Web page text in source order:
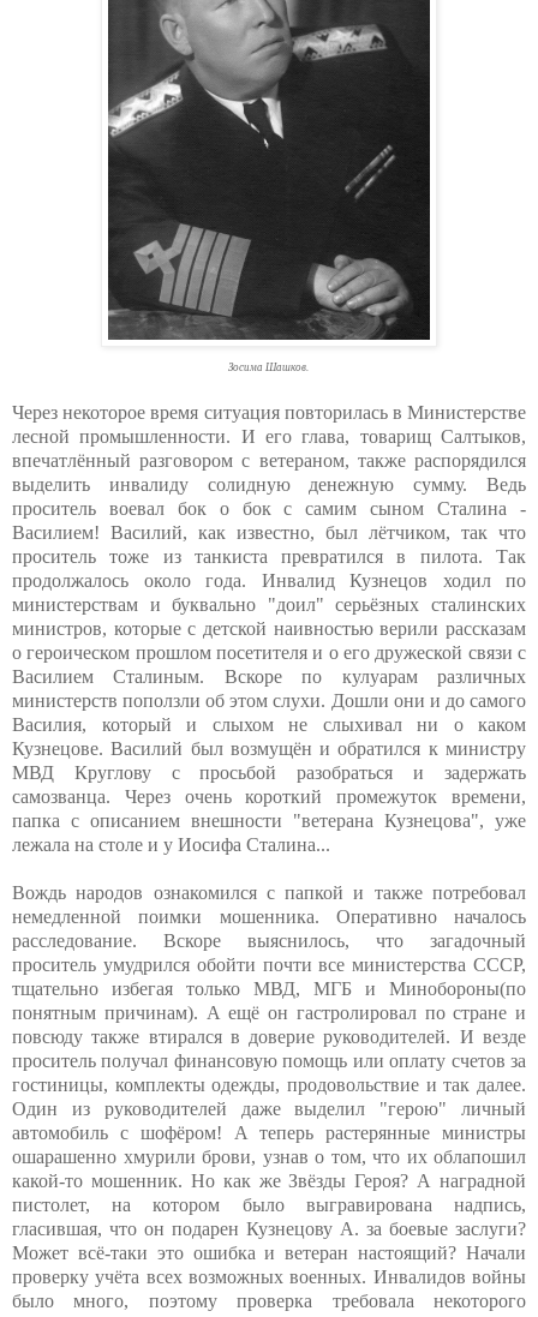
Зосима Шашков.
Через некоторое время ситуация повторилась в Министерстве
лесной промышленности. И его глава, товарищ Салтыков,
впечатлённый разговором с ветераном, также распорядился
выделить инвалиду солидную денежную сумму. Ведь
проситель воевал бок о бок с самим сыном Сталина -
Василием! Василий, как известно, был лётчиком, так что
проситель тоже из танкиста превратился в пилота. Так
продолжалось около года. Инвалид Кузнецов ходил по
министерствам и буквально "доил" серьёзных сталинских
министров, которые с детской наивностью верили рассказам
о героическом прошлом посетителя и о его дружеской связи с
Василием Сталиным. Вскоре по кулуарам различных
министерств поползли об этом слухи. Дошли они и до самого
Василия, который и слыхом не слыхивал ни о каком
Кузнецове. Василий был возмущён и обратился к министру
МВД Круглову с просьбой разобраться и задержать
самозванца. Через очень короткий промежуток времени,
папка с описанием внешности "ветерана Кузнецова", уже
лежала на столе и у Иосифа Сталина...
Вождь народов ознакомился с папкой и также потребовал
немедленной поимки мошенника. Оперативно началось
расследование. Вскоре выяснилось, что загадочный
проситель умудрился обойти почти все министерства СССР,
тщательно избегая только МВД, МГБ и Минобороны(по
понятным причинам). А ещё он гастролировал по стране и
повсюду также втирался в доверие руководителей. И везде
проситель получал финансовую помощь или оплату счетов за
гостиницы, комплекты одежды, продовольствие и так далее.
Один из руководителей даже выделил "герою" личный
автомобиль с шофёром! А теперь растерянные министры
ошарашенно хмурили брови, узнав о том, что их облапошил
какой-то мошенник. Но как же Звёзды Героя? А наградной
пистолет, на котором было выгравирована надпись,
гласившая, что он подарен Кузнецову А. за боевые заслуги?
Может всё-таки это ошибка и ветеран настоящий? Начали
проверку учёта всех возможных военных. Инвалидов войны
было много, поэтому проверка требовала некоторого